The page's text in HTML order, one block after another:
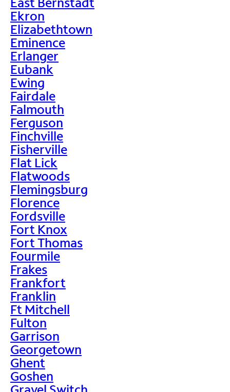
Ekron
Elizabethtown
Eminence
Erlanger
Eubank
Ewing
Fairdale
Falmouth
Ferguson
Finchville
Fisherville
Flat Lick
Flatwoods
Flemingsburg
Florence
Fordsville
Fort Knox
Fort Thomas
Fourmile
Frakes
Frankfort
Franklin
Ft Mitchell
Fulton
Garrison
Georgetown
Ghent
Goshen